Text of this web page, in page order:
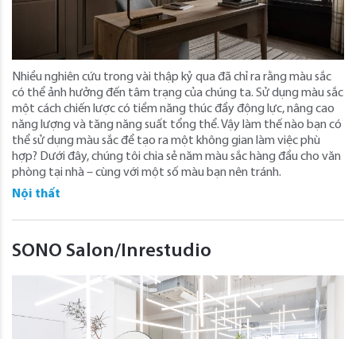
Nhiều nghiên cứu trong vài thập kỷ qua đã chỉ ra rằng màu sắc
có thể ảnh hưởng đến tâm trạng của chúng ta. Sử dụng màu sắc
một cách chiến lược có tiềm năng thúc đẩy động lực, nâng cao
năng lượng và tăng năng suất tổng thể. Vậy làm thế nào bạn có
thể sử dụng màu sắc để tạo ra một không gian làm việc phù
hợp? Dưới đây, chúng tôi chia sẻ năm màu sắc hàng đầu cho văn
phòng tại nhà – cùng với một số màu bạn nên tránh.
Nội thất
SONO Salon/Inrestudio